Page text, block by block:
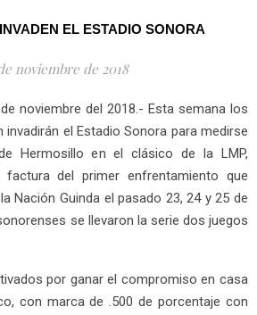
EL ESTADIO SONORA
noviembre de 2018
invadirán el Estadio Sonora para medirse
Hermosillo en el clásico de la LMP,
del primer enfrentamiento que
Nación Guinda el pasado 23, 24 y 25 de
se llevaron la serie dos juegos
por ganar el compromiso en casa
con marca de .500 de porcentaje con